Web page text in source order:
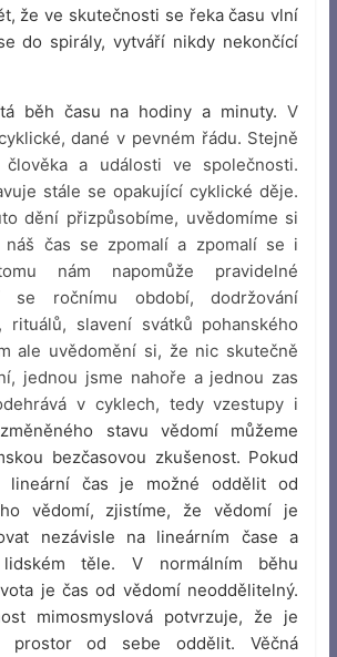
že ve skutečnosti se řeka času vlní
do spirály, vytváří nikdy nekončící
běh času na hodiny a minuty. V
dané v pevném řádu. Stejně
a události ve společnosti.
stále se opakující cyklické děje.
dění přizpůsobíme, uvědomíme si
náš čas se zpomalí a zpomalí se i
nám napomůže pravidelné
se ročnímu období, dodržování
rituálů, slavení svátků pohanského
ale uvědomění si, že nic skutečně
jednou jsme nahoře a jednou zas
v cyklech, tedy vzestupy i
stavu vědomí můžeme
bezčasovou zkušenost. Pokud
lineární čas je možné oddělit od
vědomí, zjistíme, že vědomí je
nezávisle na lineárním čase a
těle. V normálním běhu
je čas od vědomí neoddělitelný.
mimosmyslová potvrzuje, že je
prostor od sebe oddělit. Věčná